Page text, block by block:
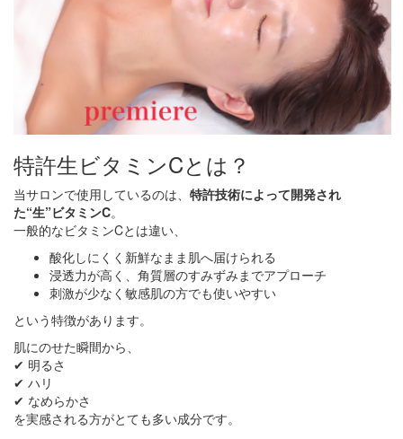
特許生ビタミンCとは？
当サロンで使用しているのは、 特許技術によって開発され
た“生”ビタミンC。
一般的なビタミンCとは違い、
酸化しにくく新鮮なまま肌へ届けられる
浸透力が高く、角質層のすみずみまでアプローチ
刺激が少なく敏感肌の方でも使いやすい
という特徴があります。
肌にのせた瞬間から、
✔ 明るさ
✔ ハリ
✔ なめらかさ
を実感される方がとても多い成分です。